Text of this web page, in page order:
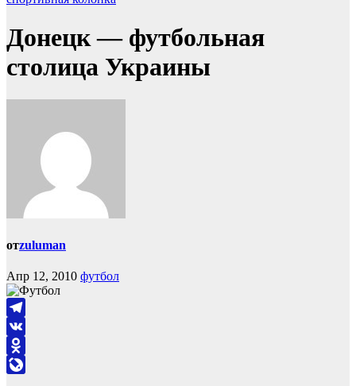
Донецк — футбольная
столица Украины
отzuluman
Апр 12, 2010 футбол
Telegram
VK
Odnoklassniki